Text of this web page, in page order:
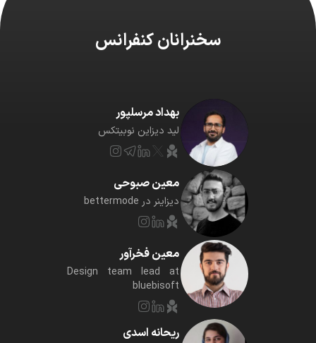
سخنرانان کنفرانس
بهداد مرسلپور
لید دیزاین نوبیتکس
معین صبوحی
دیزاینر در bettermode
معین فخرآور
Design team lead at
bluebisoft
ریحانه اسدی